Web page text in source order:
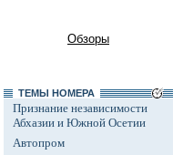
Обзоры
ТЕМЫ НОМЕРА
Признание независимости
Абхазии и Южной Осетии
Автопром